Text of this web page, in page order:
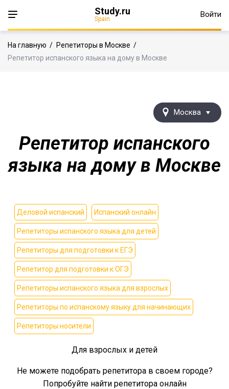
Study.ru
Spain Войти
На главную / Репетиторы в Москве /
Репетитор испанского языка на дому в Москве
Репетитор испанского
языка на дому в Москве
Москва
Деловой испанский Испанский онлайн
Репетиторы испанского языка для детей
Репетиторы для подготовки к ЕГЭ
Репетитор для подготовки к ОГЭ
Репетиторы испанского языка для взрослых
Репетиторы по испанскому языку для начинающих
Репетиторы носители
Для взрослых и детей
Не можете подобрать репетитора в своем городе?
Попробуйте найти репетитора онлайн